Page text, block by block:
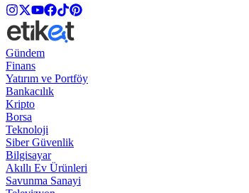
Gündem
Finans
Yatırım ve Portföy
Bankacılık
Kripto
Borsa
Teknoloji
Siber Güvenlik
Bilgisayar
Akıllı Ev Ürünleri
Savunma Sanayi